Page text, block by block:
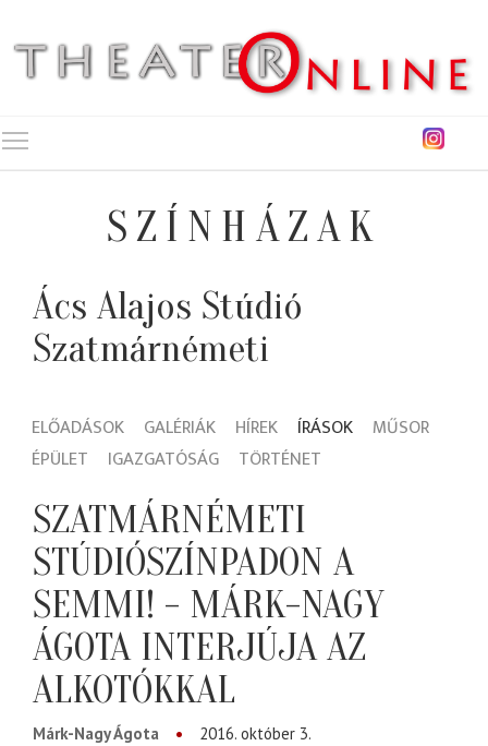
SZÍNHÁZAK
Ács Alajos Stúdió
Szatmárnémeti
ELŐADÁSOK GALÉRIÁK HÍREK ÍRÁSOK
MŰSOR
ÉPÜLET
IGAZGATÓSÁG TÖRTÉNET
SZATMÁRNÉMETI
STÚDIÓSZÍNPADON A
SEMMI! - MÁRK-NAGY
ÁGOTA INTERJÚJA AZ
ALKOTÓKKAL
Márk-Nagy Ágota 2016. október 3.